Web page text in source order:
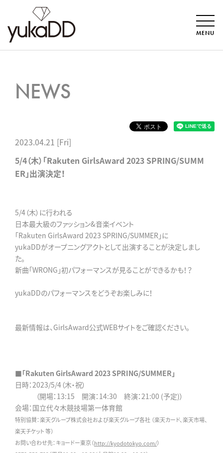
MENU
NEWS
2023.04.21 [Fri]
5/4（木）「Rakuten GirlsAward 2023 SPRING/SUMM
ER」出演決定！
5/4（木）に行われる
日本最大級のファッション&音楽イベント
「Rakuten GirlsAward 2023 SPRING/SUMMER」に
yukaDDがオープニングアクトとして出演することが決定しまし
た。
新曲「WRONG」初パフォーマンスが見ることができるかも！？
yukaDDのパフォーマンスをどうぞお楽しみに！
最新情報は、GirlsAward公式WEBサイトをご確認ください。
■「Rakuten GirlsAward 2023 SPRING/SUMMER」
日時：2023/5/4（木・祝）
（開場：13:15 開演：14:30 終演：21:00 (予定)）
会場：国立代々木競技場第一体育館
特別協賛：楽天グループ株式会社および楽天グループ各社 （楽天カード、楽天市場、
楽天チケット 等）
お問い合わせ先：キョードー東京（http://kyodotokyo.com/）